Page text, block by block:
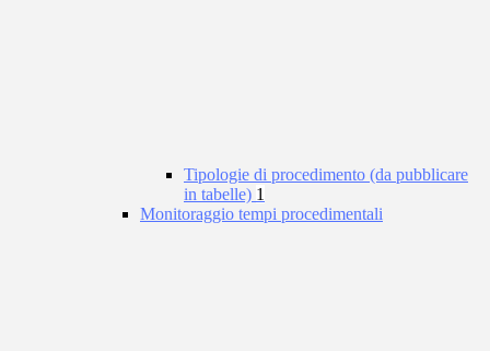
Tipologie di procedimento (da pubblicare
in tabelle) 1
Monitoraggio tempi procedimentali